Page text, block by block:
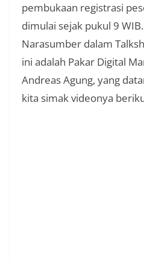
pembukaan registrasi
dimulai sejak pukul 9
Narasumber dalam
ini adalah Pakar Digital
Andreas Agung, yang
kita simak videonya